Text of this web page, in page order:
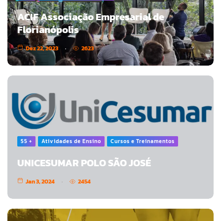
ACIF Associação Empresarial de
Florianópolis
Dez 22, 2023 2623
55 + Atividades de Ensino Cursos e Treinamentos
UNICESUMAR POLO SÃO JOSÉ
Jan 3, 2024 2454